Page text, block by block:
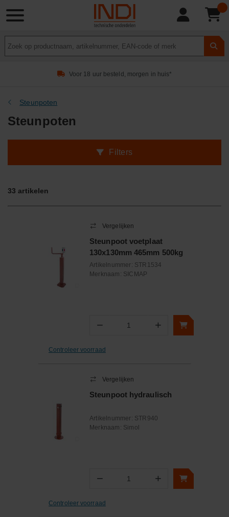
Voor 18 uur besteld, morgen in huis*
Steunpoten
Steunpoten
Filters
33 artikelen
Vergelijken
Steunpoot voetplaat
130x130mm 465mm 500kg
Artikelnummer: STR1534
Merknaam: SICMAP
− Aantal +
Controleer voorraad
Vergelijken
Steunpoot hydraulisch
Artikelnummer: STR940
Merknaam: Simol
− Aantal +
Controleer voorraad